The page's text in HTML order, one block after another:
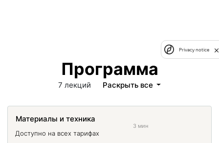
Программа
7 лекций Раскрыть все
Материалы и техника
Доступно на всех тарифах
3 мин
Privacy notice